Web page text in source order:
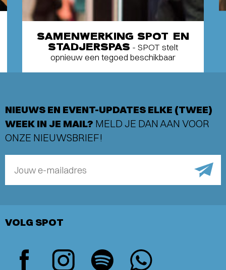
SAMENWERKING SPOT EN
STADJERSPAS - SPOT stelt
opnieuw een tegoed beschikbaar
NIEUWS EN EVENT-UPDATES ELKE (TWEE)
WEEK IN JE MAIL? MELD JE DAN AAN VOOR
ONZE NIEUWSBRIEF!
Jouw e-mailadres
VOLG SPOT